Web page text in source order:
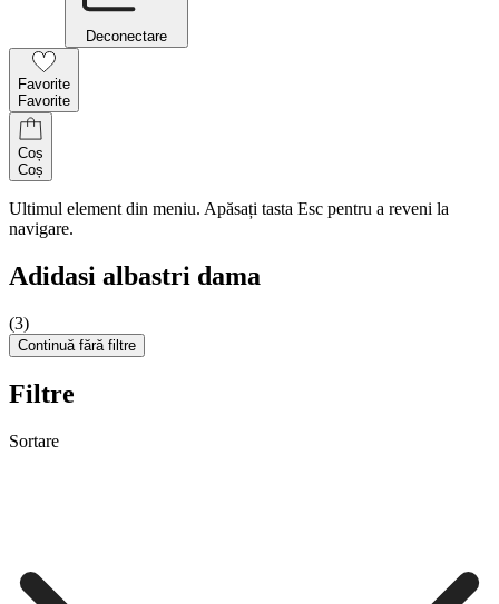
Deconectare
Favorite
Favorite
Coș
Coș
Ultimul element din meniu. Apăsați tasta Esc pentru a reveni la
navigare.
Adidasi albastri dama
(3)
Continuă fără filtre
Filtre
Sortare